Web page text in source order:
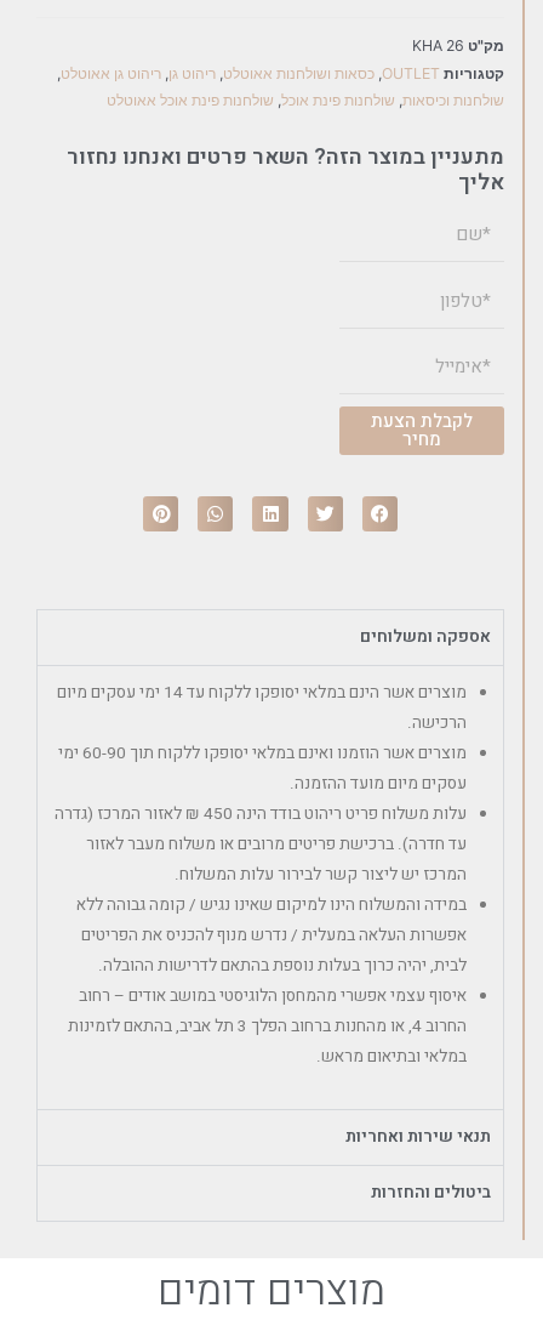
מק"ט KHA 26
קטגוריות OUTLET
, כסאות ושולחנות אאוטלט, ריהוט גן, ריהוט גן אאוטלט,
שולחנות וכיסאות, שולחנות פינת אוכל, שולחנות פינת אוכל אאוטלט
מתעניין במוצר הזה? השאר פרטים ואנחנו נחזור
אליך
לקבלת הצעת
מחיר
אספקה ומשלוחים
מוצרים אשר הינם במלאי יסופקו ללקוח עד 14 ימי עסקים מיום
הרכישה.
מוצרים אשר הוזמנו ואינם במלאי יסופקו ללקוח תוך 60-90 ימי
עסקים מיום מועד ההזמנה.
עלות משלוח פריט ריהוט בודד הינה 450 ₪ לאזור המרכז (גדרה
עד חדרה). ברכישת פריטים מרובים או משלוח מעבר לאזור
המרכז יש ליצור קשר לבירור עלות המשלוח.
במידה והמשלוח הינו למיקום שאינו נגיש / קומה גבוהה ללא
אפשרות העלאה במעלית / נדרש מנוף להכניס את הפריטים
לבית, יהיה כרוך בעלות נוספת בהתאם לדרישות ההובלה.
איסוף עצמי אפשרי מהמחסן הלוגיסטי במושב אודים – רחוב
החרוב 4, או מהחנות ברחוב הפלך 3 תל אביב, בהתאם לזמינות
במלאי ובתיאום מראש.
תנאי שירות ואחריות
ביטולים והחזרות
מוצרים דומים